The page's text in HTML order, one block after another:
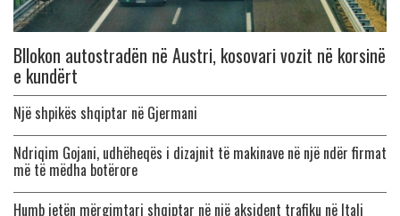
Bllokon autostradën në Austri, kosovari vozit në korsinë
e kundërt
Një shpikës shqiptar në Gjermani
Ndriqim Gojani, udhëheqës i dizajnit të makinave në një ndër firmat
më të mëdha botërore
Humb jetën mërgimtari shqiptar në një aksident trafiku në Itali